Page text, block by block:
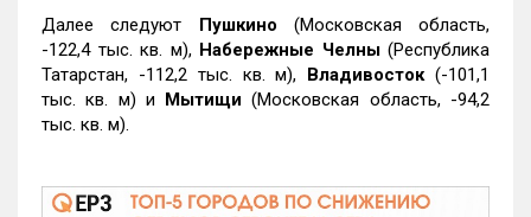
Далее следуют Пушкино (Московская область,
-122,4 тыс. кв. м), Набережные Челны(Республика
Татарстан, -112,2 тыс. кв. м), Владивосток(-101,1
тыс. кв. м) и Мытищи (Московская область, -94,2
тыс. кв. м).